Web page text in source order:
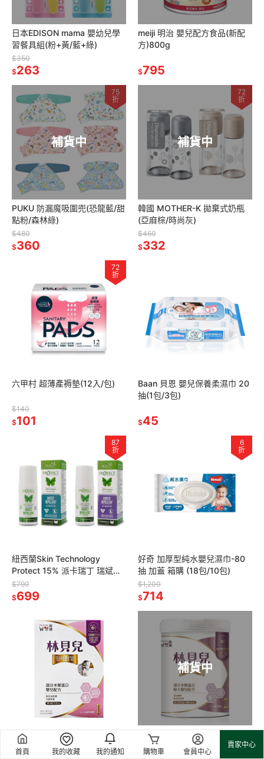
首頁 我的收藏 我的通知 購物車 會員中心
賣家中心
日本EDISON mama 嬰幼兒學
習餐具組(粉+黃/藍+綠)
$350
$263
meiji 明治 嬰兒配方食品(新配
方)800g
$795
補貨中
75
折
PUKU 防漏魔吸圍兜(恐龍藍/甜
點粉/森林綠)
$480
$360
補貨中
72
折
韓國 MOTHER-K 拋棄式奶瓶
(亞麻棕/時尚灰)
$460
$332
72
折
六甲村 超薄產褥墊(12入/包)
$140
$101
Baan 貝恩 嬰兒保養柔濕巾 20
抽(1包/3包)
$45
87
折
紐西蘭Skin Technology
Protect 15% 派卡瑞丁 瑞斌長
效滾珠防蚊液-60ml(無香精/花
香)
$799
$699
6
折
好奇 加厚型純水嬰兒濕巾-80
抽 加蓋 箱購 (18包/10包)
$1,200
$714
林貝兒 部分水解蛋白嬰兒配方
(0-1歲) 280g-隨身包
補貨中
林貝兒 部分水解蛋白較大嬰兒
配方(6~12個月) 750g